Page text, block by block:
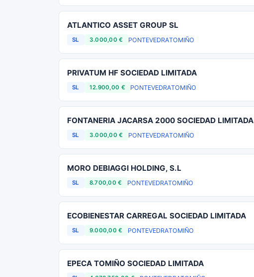
ATLANTICO ASSET GROUP SL
SL 3.000,00 € PONTEVEDRATOMIÑO
PRIVATUM HF SOCIEDAD LIMITADA
SL 12.900,00 € PONTEVEDRATOMIÑO
FONTANERIA JACARSA 2000 SOCIEDAD LIMITADA
SL 3.000,00 € PONTEVEDRATOMIÑO
MORO DEBIAGGI HOLDING, S.L
SL 8.700,00 € PONTEVEDRATOMIÑO
ECOBIENESTAR CARREGAL SOCIEDAD LIMITADA
SL 9.000,00 € PONTEVEDRATOMIÑO
EPECA TOMIÑO SOCIEDAD LIMITADA